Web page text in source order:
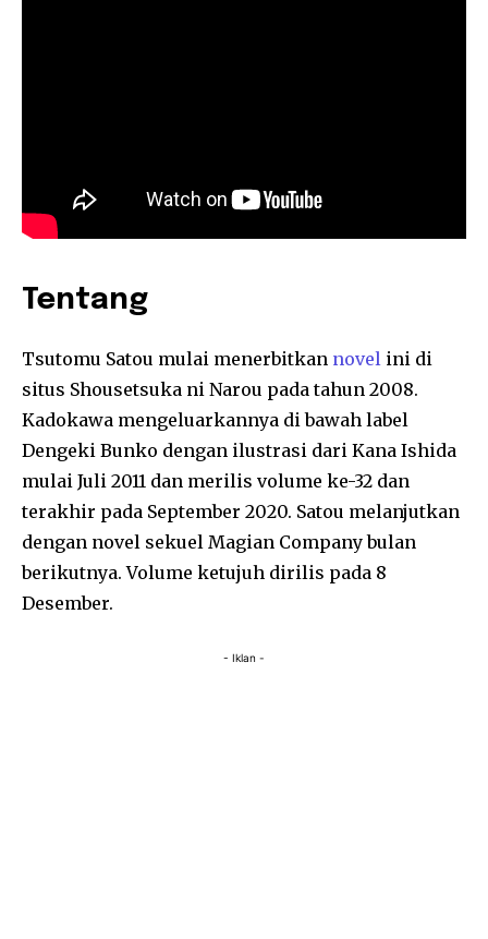
Tentang
Tsutomu Satou mulai menerbitkan novel ini di
situs Shousetsuka ni Narou pada tahun 2008.
Kadokawa mengeluarkannya di bawah label
Dengeki Bunko dengan ilustrasi dari Kana Ishida
mulai Juli 2011 dan merilis volume ke-32 dan
terakhir pada September 2020. Satou melanjutkan
dengan novel sekuel Magian Company bulan
berikutnya. Volume ketujuh dirilis pada 8
Desember.
- Iklan -